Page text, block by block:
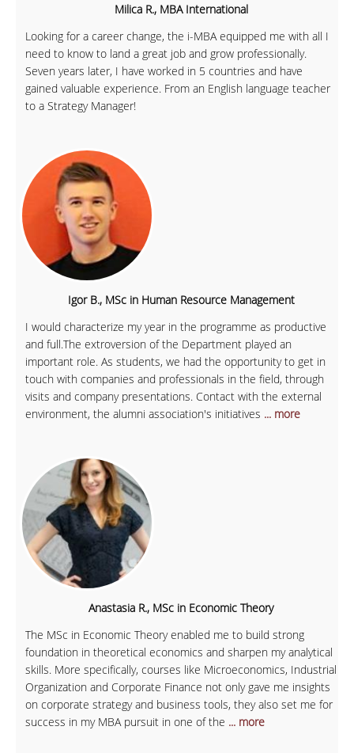
Milica R., MBA International
Looking for a career change, the i-MBA equipped me with all I
need to know to land a great job and grow professionally.
Seven years later, I have worked in 5 countries and have
gained valuable experience. From an English language teacher
to a Strategy Manager!
Igor B., MSc in Human Resource Management
I would characterize my year in the programme as productive
and full.The extroversion of the Department played an
important role. As students, we had the opportunity to get in
touch with companies and professionals in the field, through
visits and company presentations. Contact with the external
environment, the alumni association's initiatives ... more
Anastasia R., MSc in Economic Theory
The MSc in Economic Theory enabled me to build strong
foundation in theoretical economics and sharpen my analytical
skills. More specifically, courses like Microeconomics, Industrial
Organization and Corporate Finance not only gave me insights
on corporate strategy and business tools, they also set me for
success in my MBA pursuit in one of the ... more